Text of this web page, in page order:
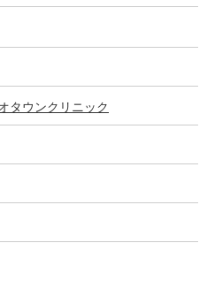
ュー
タウンクリニック